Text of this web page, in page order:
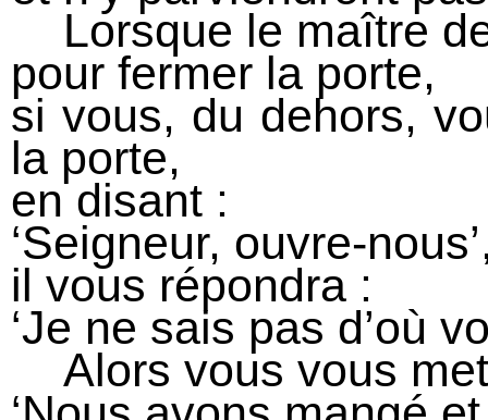
Lorsque le maître
pour fermer la porte,
si vous, du dehors,
la porte,
en disant :
‘Seigneur, ouvre-
il vous répondra :
‘Je ne sais pas d’où
Alors vous vous